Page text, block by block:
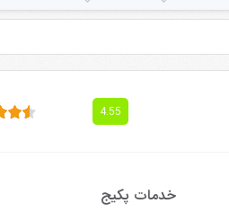
4.55